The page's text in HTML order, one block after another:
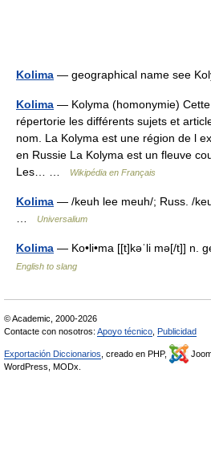
Kolima — geographical name see
Kolima — Kolyma (homonymie) Cette
répertorie les différents sujets et
nom. La Kolyma est une région de l
en Russie La Kolyma est un fleuve
Les… …
Wikipédia en Français
Kolima — /keuh lee meuh/; Russ. /
Universalium
Kolima — Ko•li•ma [[t]kəˈli mə[/t]] n.
English to slang
© Academic, 2000-2026
Contacte con nosotros: Apoyo técnico Publicidad
Exportación Diccionarios , creado en PHP,
WordPress, MODx.